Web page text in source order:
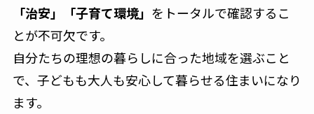
「治安」「子育て環境」 をトータルで確認するこ
とが不可欠です。
自分たちの理想の暮らしに合った地域を選ぶこと
で、子どもも大人も安心して暮らせる住まいになり
ます。